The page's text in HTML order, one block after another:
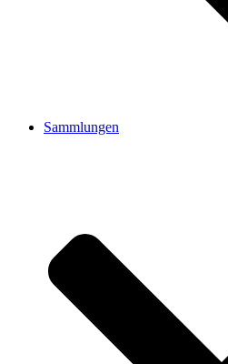
Sammlungen